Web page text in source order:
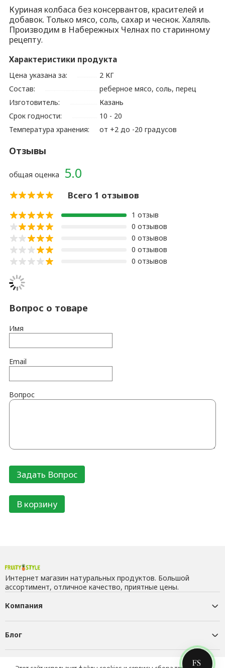
Куриная колбаса без консервантов, красителей и
добавок. Только мясо, соль, сахар и чеснок. Халяль.
Производим в Набережных Челнах по старинному
рецепту.
Характеристики продукта
Цена указана за:
2 КГ
Состав:
реберное мясо, соль, перец
Изготовитель:
Казань
Срок годности:
10 - 20
Температура хранения:
от +2 до -20 градусов
Отзывы
5.0
общая оценка
Всего 1 отзывов
1 отзыв
0 отзывов
0 отзывов
0 отзывов
0 отзывов
Вопрос о товаре
Имя
Email
Вопрос
В корзину
Интернет магазин натуральных продуктов. Большой
ассортимент, отличное качество, приятные цены.
Компания
Блог
Контакты